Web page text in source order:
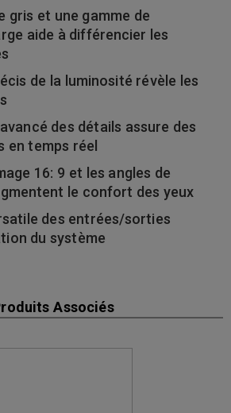
gris et une gamme de
aide à différencier les
de la luminosité révèle les
des détails assure des
en temps réel
16: 9 et les angles de
le confort des yeux
des entrées/sorties
du système
Associés